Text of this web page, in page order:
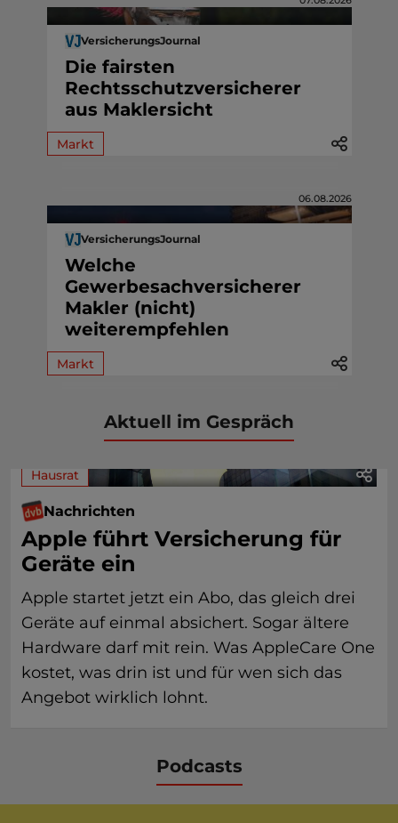
VersicherungsJournal
Die fairsten
Rechtsschutzversicherer
aus Maklersicht
Markt
06.08.2026
VersicherungsJournal
Welche
Gewerbesachversicherer
Makler (nicht)
weiterempfehlen
Markt
Aktuell im Gespräch
Hausrat
Nachrichten
Apple führt Versicherung für
Geräte ein
Apple startet jetzt ein Abo, das gleich drei
Geräte auf einmal absichert. Sogar ältere
Hardware darf mit rein. Was AppleCare One
kostet, was drin ist und für wen sich das
Angebot wirklich lohnt.
Podcasts